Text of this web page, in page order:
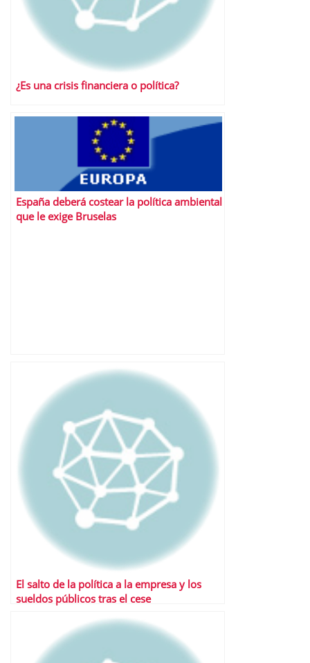
¿Es una crisis financiera o política?
España deberá costear la política ambiental
que le exige Bruselas
El salto de la política a la empresa y los
sueldos públicos tras el cese